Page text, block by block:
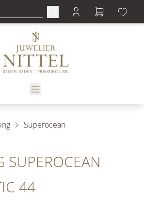
Superocean
SUPEROCEAN
44